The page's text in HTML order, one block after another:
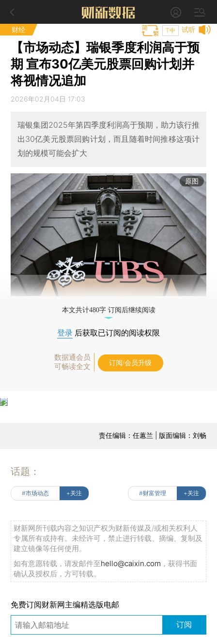
财经 试听
T中
【市场动态】瑞银季度利润高于预
期 宣布30亿美元股票回购计划并
将视情况追加
2026年02月04日 17:03
瑞银集团2025年第四季度利润高于预期，助力该行推
出30亿美元股票回购计划，而且随着时间推移这项计
划的规模可能会扩大
原图
本文共计480字 订阅后继续阅读
登录 后获取已订阅的阅读权限
数据通会员
可畅读全文
订阅/会员升级
责任编辑：任蕙兰 | 版面编辑：刘畅
话题：
#市场动态 +关注 #财富管理 +关注
财新网所刊载内容之知识产权为财新传媒及/或相关权利人
专属所有或持有。未经许可，禁止进行转载、摘编、复制及
建立镜像等任何使用。
如有意愿转载，请发邮件至hello@caixin.com ，获得书面
确认及授权后，方可转载。
免费订阅财新网主编精选版电邮
订阅